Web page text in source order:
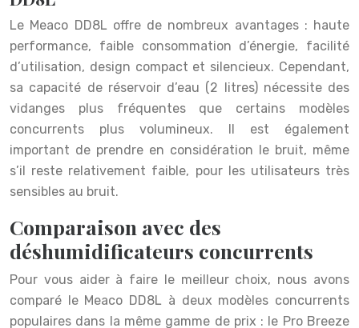
Le Meaco DD8L offre de nombreux avantages : haute
performance, faible consommation d’énergie, facilité
d’utilisation, design compact et silencieux. Cependant,
sa capacité de réservoir d’eau (2 litres) nécessite des
vidanges plus fréquentes que certains modèles
concurrents plus volumineux. Il est également
important de prendre en considération le bruit, même
s’il reste relativement faible, pour les utilisateurs très
sensibles au bruit.
Comparaison avec des
déshumidificateurs concurrents
Pour vous aider à faire le meilleur choix, nous avons
comparé le Meaco DD8L à deux modèles concurrents
populaires dans la même gamme de prix : le Pro Breeze